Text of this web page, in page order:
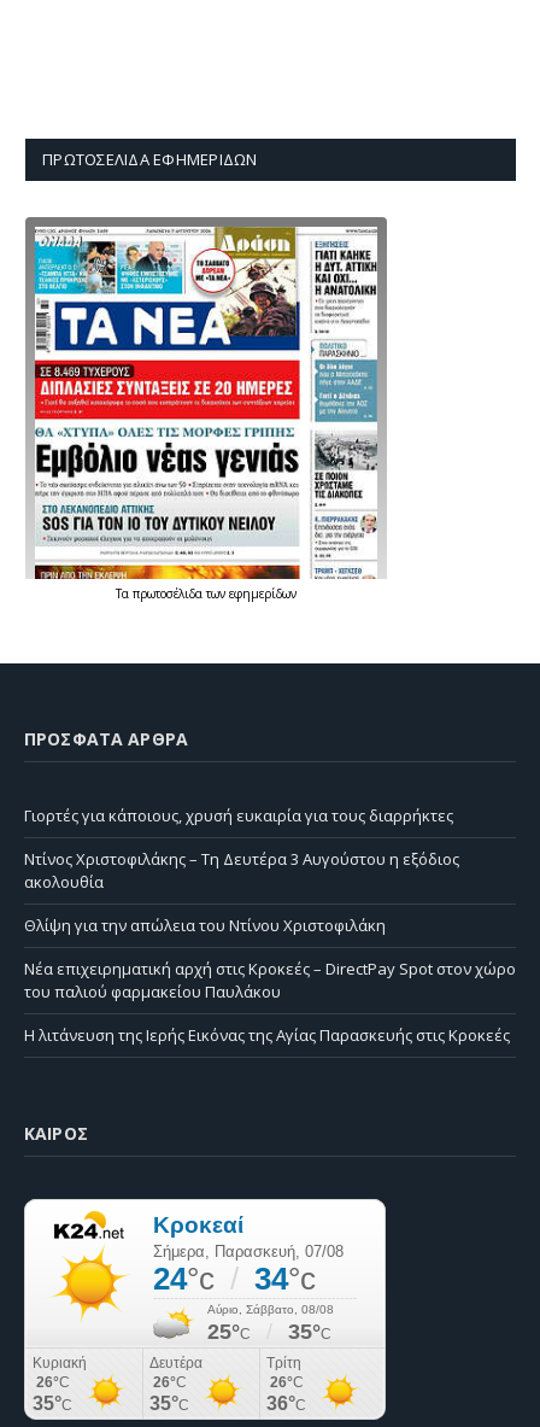
ΠΡΩΤΟΣΈΛΙΔΑ ΕΦΗΜΕΡΊΔΩΝ
Τα πρωτοσέλιδατων εφημερίδων
ΠΡΌΣΦΑΤΑ ΆΡΘΡΑ
Γιορτές για κάποιους, χρυσή ευκαιρία για τους διαρρήκτες
Ντίνος Χριστοφιλάκης – Τη Δευτέρα 3 Αυγούστου η εξόδιος
ακολουθία
Θλίψη για την απώλεια του Ντίνου Χριστοφιλάκη
Νέα επιχειρηματική αρχή στις Κροκεές – DirectPay Spot στον χώρο
του παλιού φαρμακείου Παυλάκου
Η λιτάνευση της Ιερής Εικόνας της Αγίας Παρασκευής στις Κροκεές
ΚΑΙΡΌΣ